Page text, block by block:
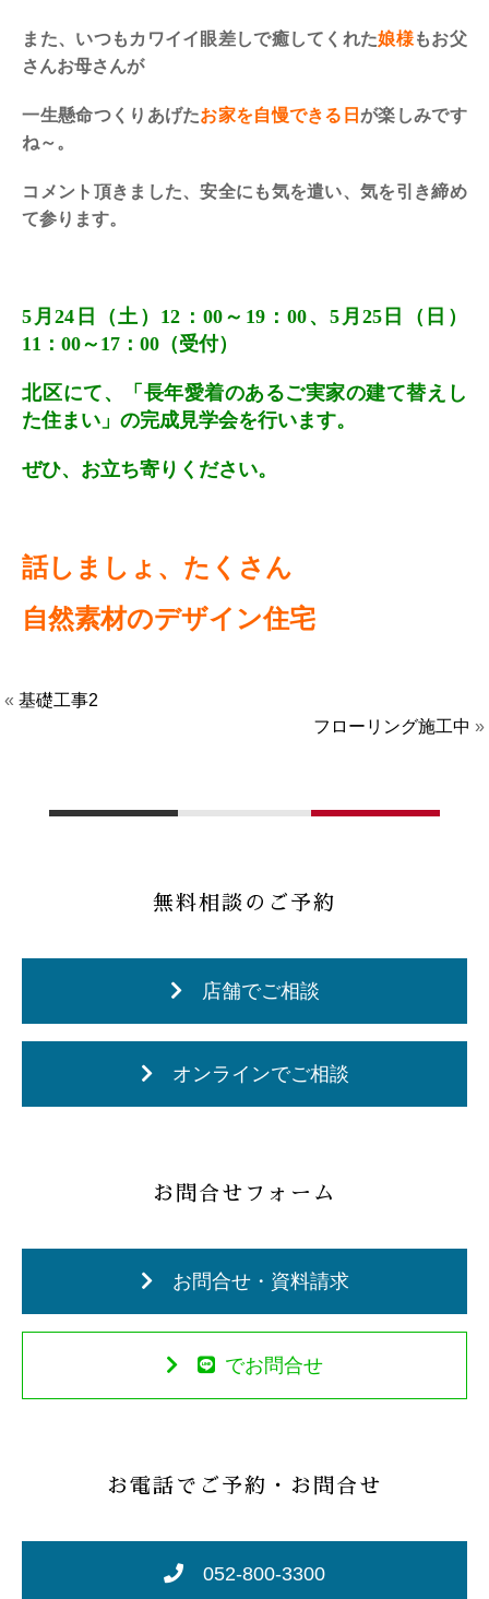
また、いつもカワイイ眼差しで癒してくれた娘様もお父
さんお母さんが
一生懸命つくりあげたお家を自慢できる日 が楽しみです
ね～。
コメント頂きました、安全にも気を遣い、気を引き締め
て参ります。
5月24日（土）12：00～19：00、5月25日（日）
11：00～17：00（受付）
北区にて、「長年愛着のあるご実家の建て替えし
た住まい」の完成見学会を行います。
ぜひ、お立ち寄りください。
話しましょ、たくさん
自然素材のデザイン住宅
«基礎工事2
フローリング施工中 »
無料相談のご予約
店舗でご相談
オンラインでご相談
お問合せフォーム
お問合せ・資料請求
でお問合せ
お電話でご予約・お問合せ
052-800-3300